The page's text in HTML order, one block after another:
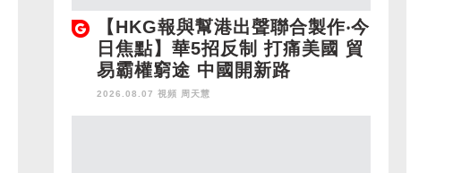
【HKG報與幫港出聲聯合製作‧今
日焦點】華5招反制 打痛美國 貿
易霸權窮途 中國開新路
2026.08.07 視頻 周天慧